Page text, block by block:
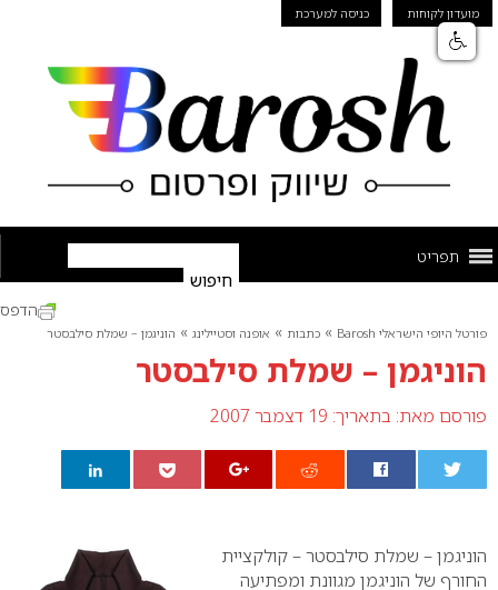
מועדון לקוחות כניסה למערכת
תפריט
פורטל היופי הישראלי Barosh » כתבות » אופנה וסטיילינג » הוניגמן – שמלת סילבסטר
הוניגמן – שמלת סילבסטר
פורסם מאת: בתאריך: 19 דצמבר 2007
הדפס
הוניגמן – שמלת סילבסטר – קולקציית
החורף של הוניגמן מגוונת ומפתיעה